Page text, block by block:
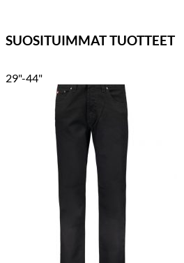
SUOSITUIMMAT TUOTTEET
29"-44"